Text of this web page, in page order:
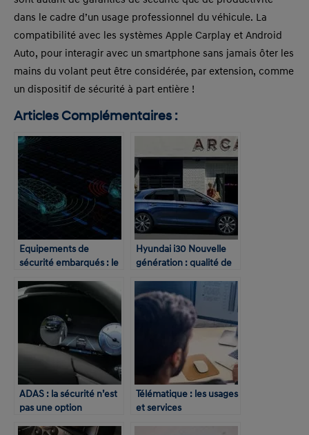
dans le cadre d’un usage professionnel du véhicule. La
compatibilité avec les systèmes Apple Carplay et Android
Auto, pour interagir avec un smartphone sans jamais ôter les
mains du volant peut être considérée, par extension, comme
un dispositif de sécurité à part entière !
Articles Complémentaires :
Equipements de
sécurité embarqués : le
Hyundai i30 Nouvelle
génération : qualité de
équipements
irréprochables !
ADAS : la sécurité n’est
pas une option
Télématique : les usages
et services